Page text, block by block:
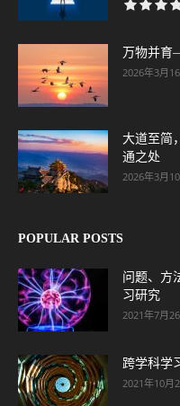
万物并育
2026年3月
大道至简
通之处
2026年3月
POPULAR POSTS
问题、方
习研究
2021年7月
跨学科学
2021年10月